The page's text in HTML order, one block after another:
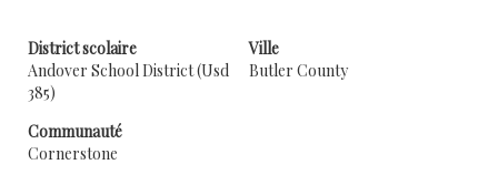
District scolaire
Andover School District (Usd
385)
Ville
Butler County
Communauté
Cornerstone